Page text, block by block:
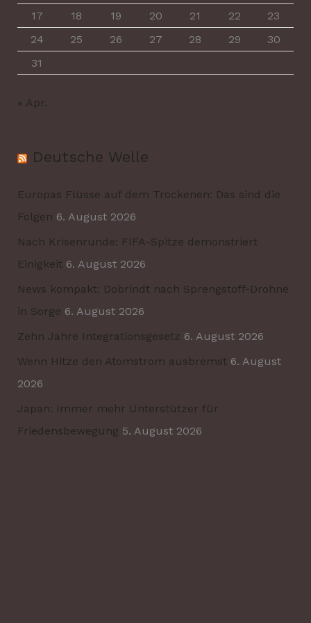
17
18 19 20 21 22
23
24
25 26 27 28 29
30
31
« Apr.
Deutsche Welle
Europas Flüsse auf dem Trockenen: Das sind die
Folgen 6. August 2026
Nach Krisenrunde: FIFA-Spitze demonstriert
Einigkeit 6. August 2026
News kompakt: Dobrindt nach Sprengstoff-Drohne
in Sorge 6. August 2026
Zehn Jahre Integrationsgesetz 6. August 2026
Wenn Hitze den Atomstrom ausbremst 6. August
2026
Japan: Immer mehr Unterstützer für
Friedensbewegung 5. August 2026